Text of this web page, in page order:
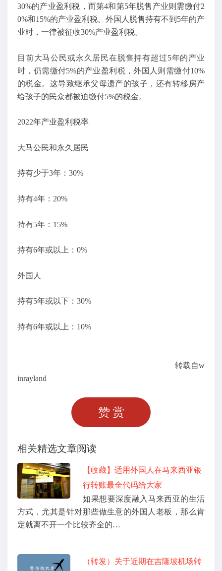
30%的产业盈利税，而第4和第5年脱售产业则需缴付2
0%和15%的产业盈利税。外国人脱售持有不到5年的产
业时，一律被征收30%产业盈利税。
目前大马公民或永久居民在脱售持有超过5年的产业
时，仍需缴付5%的产业盈利税，外国人则需缴付10%
的税金。这导致继承父母遗产的孩子，还有转移房产
给孩子的民众都被迫缴付5%的税金。
2022年产业盈利税率
大马公民和永久居民
持有少于3年：30%
持有4年：20%
持有5年：15%
持有6年或以上：0%
外国人
持有5年或以下：30%
持有6年或以上：10%
转载自w
inrayland
赞赏
相关精选文章阅读
【收藏】适用外国人在马来西亚银
行转账最全代码给大家
如果想要深度融入马来西亚的生活
方式，尤其是针对那些做生意的外国人老板，那么肯
定就离不开一个比较齐全的…
（转发）关于近期在吉隆坡机场转